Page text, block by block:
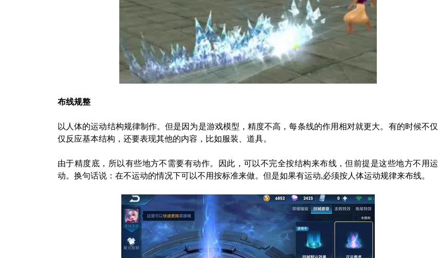
布线规整
以人体的运动结构规律制作。但是因为是游戏模型，精度不高，每条线的作用相对就更大。有的时候不仅
仅反应基本结构，还要表现其他的内容，比如服装、道具。
由于精度底，所以有些地方不需要有动作。因此，可以不完全按结构来布线，但前提是这些地方不用运
动。换句话说：在不运动的情况下可以不用按标准来做。但是如果有运动,必须按人体运动规律来布线。